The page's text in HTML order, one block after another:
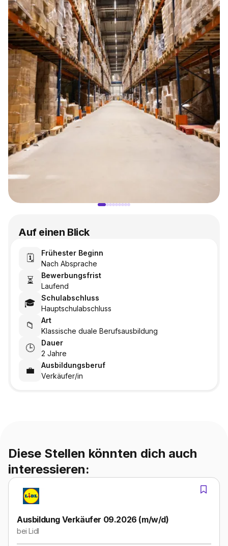
Auf einen Blick
🗓️
Frühester Beginn
Nach Absprache
⏳
Bewerbungsfrist
Laufend
🎓
Schulabschluss
Hauptschulabschluss
📁
Art
Klassische duale Berufsausbildung
🕒
Dauer
2 Jahre
💼
Ausbildungsberuf
Verkäufer/in
Diese Stellen könnten dich auch
interessieren:
Ausbildung Verkäufer 09.2026 (m/w/d)
beiLidl